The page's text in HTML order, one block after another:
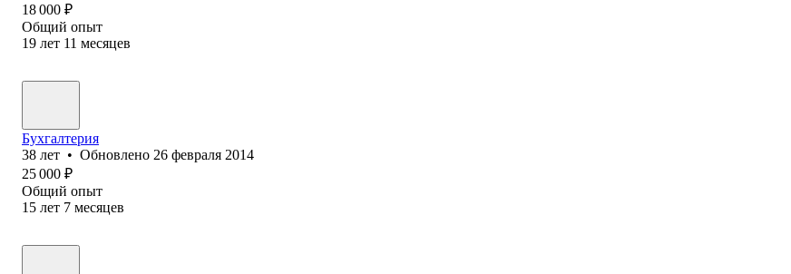
18 000 ₽
Общий опыт
19 лет 11 месяцев
Бухгалтерия
38 лет • Обновлено 26 февраля 2014
25 000 ₽
Общий опыт
15 лет 7 месяцев